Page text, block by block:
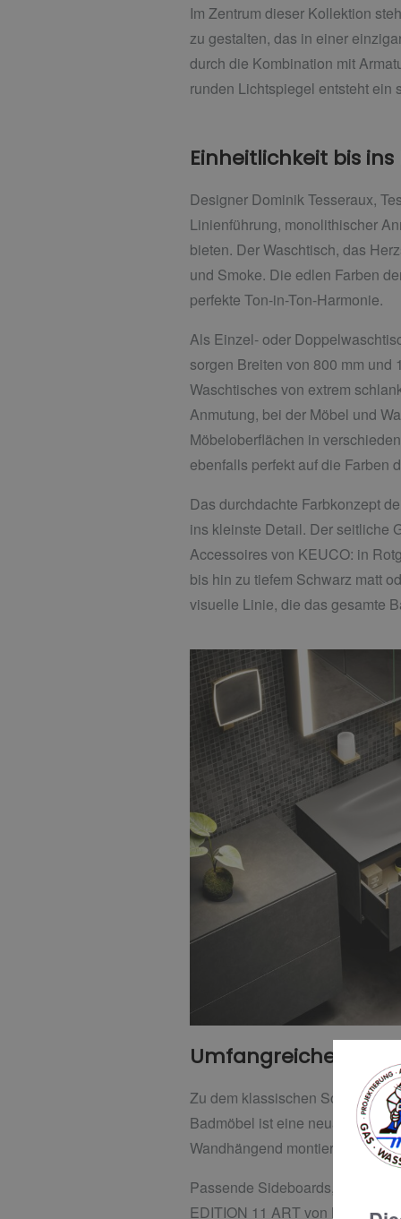
Im Zentrum dieser Kollektion
zu gestalten, das in einer
durch die Kombination mit
runden Lichtspiegel entsteht ein
Einheitlichkeit bis ins
Designer Dominik Tesseraux,
Linienführung, monolithischer
bieten. Der Waschtisch, das
und Smoke. Die edlen Farben
perfekte Ton-in-Ton-Harmonie.
Als Einzel- oder
sorgen Breiten von 800 mm
Waschtisches von extrem
Anmutung, bei der Möbel und
Möbeloberflächen in
ebenfalls perfekt auf die Farben
Das durchdachte Farbkonzept
ins kleinste Detail. Der seitliche
Accessoires von KEUCO: in
bis hin zu tiefem Schwarz matt
visuelle Linie, die das gesamte
Umfangreiches
Zu dem klassischen Sortiment
Badmöbel ist eine neuartige
Wandhängend montiert und
Passende Sideboards,
EDITION 11 ART von KEUCO.